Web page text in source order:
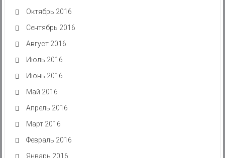
Октябрь 2016
Сентябрь 2016
Август 2016
Июль 2016
Июнь 2016
Май 2016
Апрель 2016
Март 2016
Февраль 2016
Январь 2016